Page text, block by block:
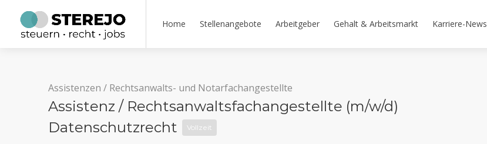
Home Stellenangebote Arbeitgeber Gehalt & Arbeitsmarkt Karriere-News
Assistenzen / Rechtsanwalts- und Notarfachangestellte
Assistenz / Rechtsanwaltsfachangestellte (m/w/d)
Datenschutzrecht
Vollzeit